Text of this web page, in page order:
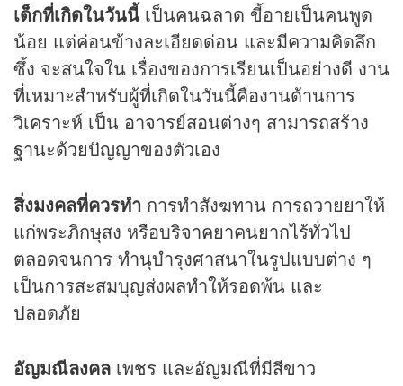
เด็กที่เกิดในวันนี้ เป็นคนฉลาด ขี้อายเป็นคนพูด
น้อย แต่ค่อนข้างละเอียดด่อน และมีความคิดลึก
ซึ้ง จะสนใจใน เรื่องของการเรียนเป็นอย่างดี งาน
ที่เหมาะสำหรับผู้ที่เกิดในวันนี้คืองานด้านการ
วิเคราะห์ เป็น อาจารย์สอนต่างๆ สามารถสร้าง
ฐานะด้วยปัญญาของตัวเอง
สิ่งมงคลที่ควรทำ การทำสังฆทาน การถวายยาให้
แก่พระภิกษุสง หรือบริจาคยาคนยากไร้ทั่วไป
ตลอดจนการ ทำนุบำรุงศาสนาในรูปแบบต่าง ๆ
เป็นการสะสมบุญส่งผลทำให้รอดพ้น และ
ปลอดภัย
อัญมณีลงคล เพชร และอัญมณีที่มีสีขาว